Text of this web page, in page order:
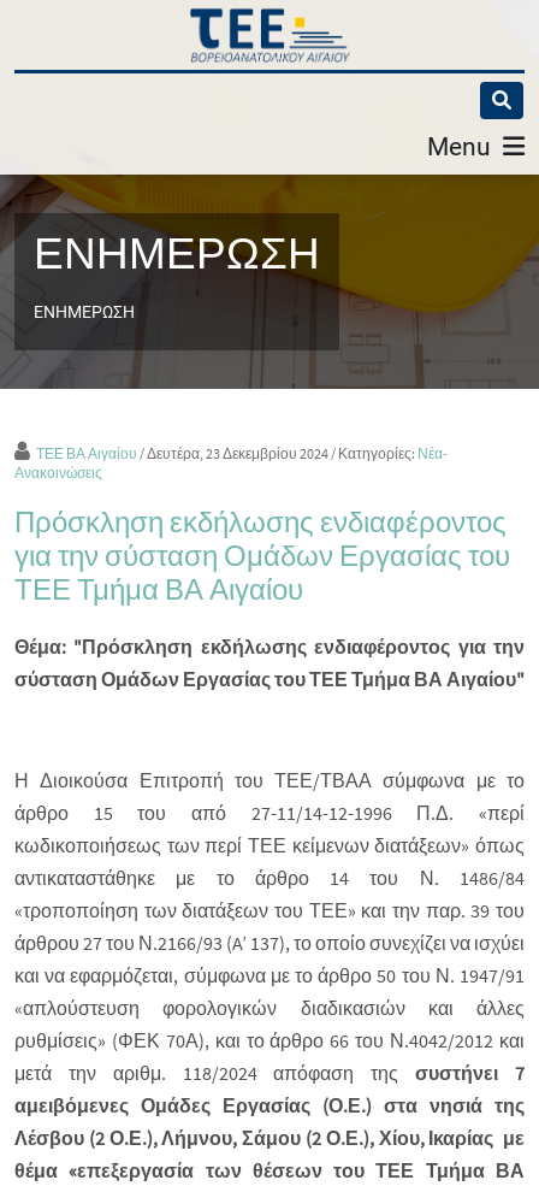
Menu
ΕΝΗΜΕΡΩΣΗ
ΕΝΗΜΕΡΩΣΗ
ΤΕΕ ΒΑ Αιγαίου / Δευτέρα, 23 Δεκεμβρίου 2024/ Κατηγορίες: Νέα-
Ανακοινώσεις
Πρόσκληση εκδήλωσης ενδιαφέροντος
για την σύσταση Ομάδων Εργασίας του
ΤΕΕ Τμήμα ΒΑ Αιγαίου
Θέμα: "Πρόσκληση εκδήλωσης ενδιαφέροντος για την
σύσταση Ομάδων Εργασίας του ΤΕΕ Τμήμα ΒΑ Αιγαίου"
Η Διοικούσα Επιτροπή του ΤΕΕ/ΤΒΑΑ σύμφωνα με το
άρθρο 15 του από 27-11/14-12-1996 Π.Δ. «περί
κωδικοποιήσεως των περί ΤΕΕ κείμενων διατάξεων» όπως
αντικαταστάθηκε με το άρθρο 14 του Ν. 1486/84
«τροποποίηση των διατάξεων του ΤΕΕ» και την παρ. 39 του
άρθρου 27 του Ν.2166/93 (A’ 137), το οποίο συνεχίζει να ισχύει
και να εφαρμόζεται, σύμφωνα με το άρθρο 50 του Ν. 1947/91
«απλούστευση φορολογικών διαδικασιών και άλλες
ρυθμίσεις» (ΦΕΚ 70Α), και το άρθρο 66 του Ν.4042/2012 και
μετά την αριθμ. 118/2024 απόφαση τηςσυστήνει 7
αμειβόμενες Ομάδες Εργασίας (Ο.Ε.) στα νησιά της
Λέσβου (2 Ο.Ε.), Λήμνου, Σάμου (2 Ο.Ε.), Χίου, Ικαρίας με
θέμα «επεξεργασία των θέσεων του ΤΕΕ Τμήμα ΒΑ